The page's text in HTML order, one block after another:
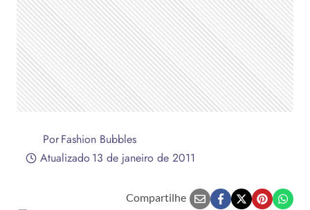
PorFashion Bubbles
Atualizado13 de janeiro de 2011
Compartilhe